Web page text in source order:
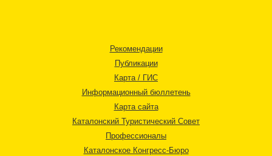
Рекомендации
Публикации
Карта / ГИС
Информационный бюллетень
Карта сайта
Каталонский Туристический Совет
Профессионалы
Каталонское Конгресс-Бюро